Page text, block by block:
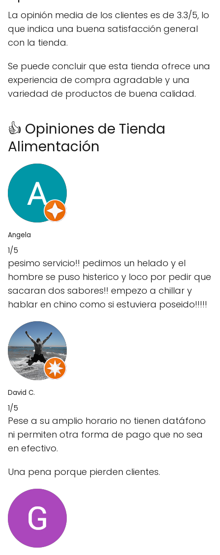
La opinión media de los clientes es de 3.3/5, lo
que indica una buena satisfacción general
con la tienda.
Se puede concluir que esta tienda ofrece una
experiencia de compra agradable y una
variedad de productos de buena calidad.
👍 Opiniones de Tienda
Alimentación
Angela
1/5
pesimo servicio!! pedimos un helado y el
hombre se puso histerico y loco por pedir que
sacaran dos sabores!! empezo a chillar y
hablar en chino como si estuviera poseido!!!!!
David C.
1/5
Pese a su amplio horario no tienen datáfono
ni permiten otra forma de pago que no sea
en efectivo.
Una pena porque pierden clientes.